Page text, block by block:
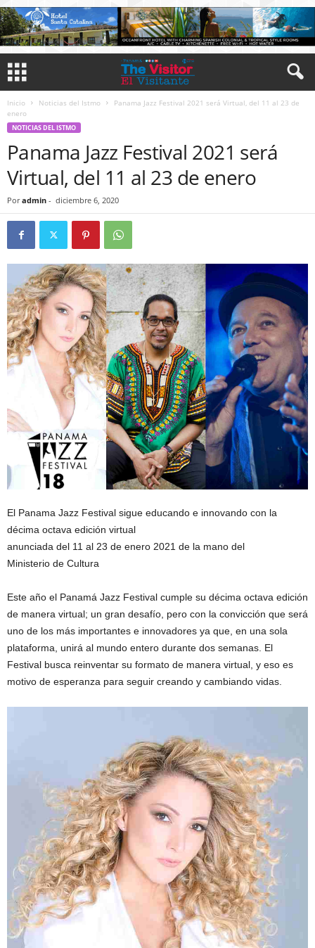
Inicio Noticias del Istmo
Panama Jazz Festival 2021 será Virtual, del 11 al 23 de
enero
NOTICIAS DEL ISTMO
Panama Jazz Festival 2021 será
Virtual, del 11 al 23 de enero
Por admin - diciembre 6, 2020
El Panama Jazz Festival sigue educando e innovando con la
décima octava edición virtual
anunciada del 11 al 23 de enero 2021 de la mano del
Ministerio de Cultura
Este año el Panamá Jazz Festival cumple su décima octava edición
de manera virtual; un gran desafío, pero con la convicción que será
uno de los más importantes e innovadores ya que, en una sola
plataforma, unirá al mundo entero durante dos semanas. El
Festival busca reinventar su formato de manera virtual, y eso es
motivo de esperanza para seguir creando y cambiando vidas.